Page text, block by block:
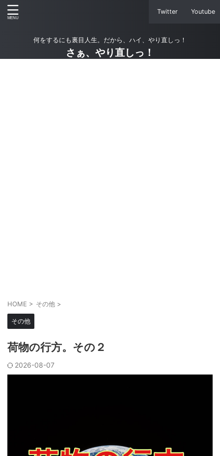
Twitter Youtube
何をするにも裏目人生。だから、ハイ、やり直しっ！
さぁ、やり直しっ！
HOME > その他 >
その他
荷物の行方。その２
2026-08-07